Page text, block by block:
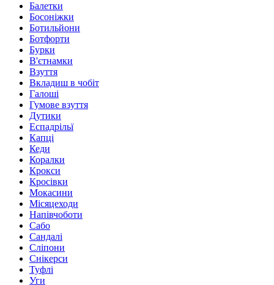
Балетки
Босоніжки
Ботильйони
Ботфорти
Бурки
В'єтнамки
Взуття
Вкладиш в чобіт
Галоші
Гумове взуття
Дутики
Еспадрільї
Капці
Кеди
Коралки
Крокси
Кросівки
Мокасини
Місяцеходи
Напівчоботи
Сабо
Сандалі
Сліпони
Снікерси
Туфлі
Уги